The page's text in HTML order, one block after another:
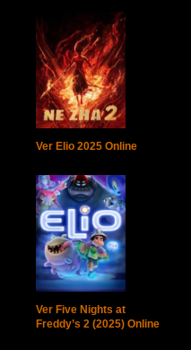
Ver Elio 2025 Online
Ver Five Nights at
Freddy’s 2 (2025) Online